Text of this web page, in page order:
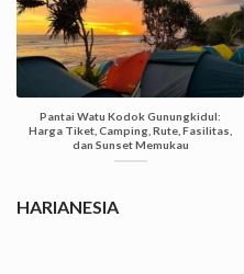
Pantai Watu Kodok Gunungkidul:
Harga Tiket, Camping, Rute, Fasilitas,
dan Sunset Memukau
HARIANESIA